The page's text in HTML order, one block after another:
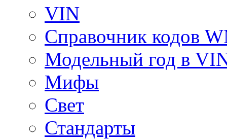
VIN
Справочник кодов
Модельный год в
Мифы
Свет
Стандарты